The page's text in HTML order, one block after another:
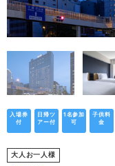
入場券
付
日帰ツ
アー付
1名参加
可
子供料
金
大人お一人様